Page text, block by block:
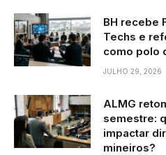
BH recebe
Techs e
como polo
JULHO 29, 2026
ALMG
semestre:
impactar
mineiros?